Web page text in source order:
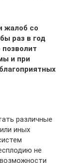
жалоб со
раз в год
и при
различные
иных
не